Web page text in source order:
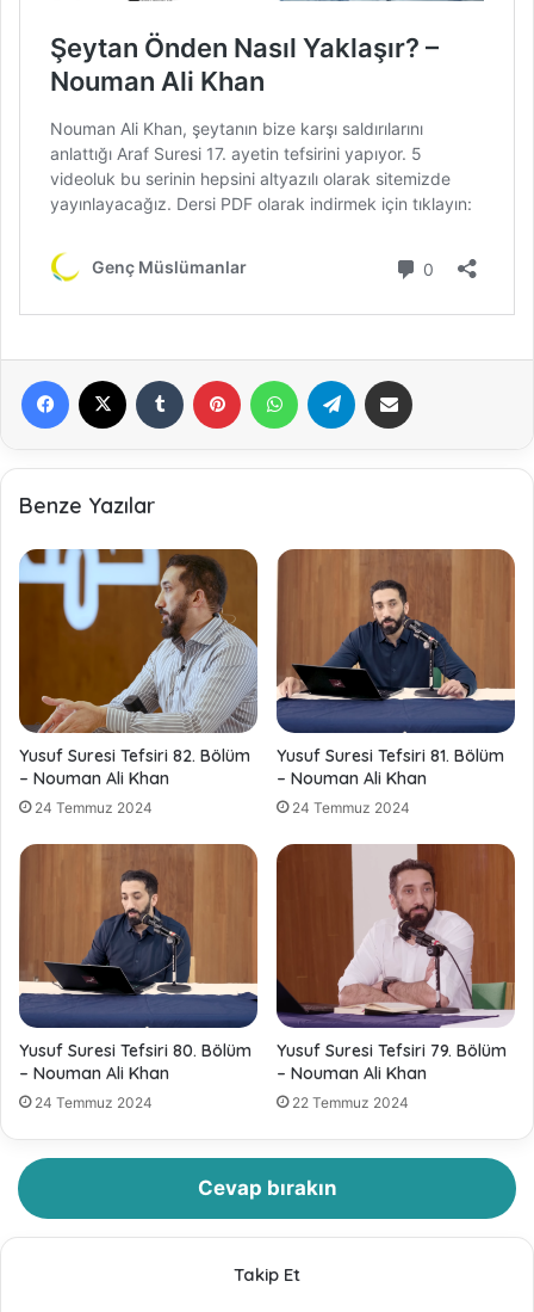
Benze Yazılar
Yusuf Suresi Tefsiri 82. Bölüm
– Nouman Ali Khan
24 Temmuz 2024
Yusuf Suresi Tefsiri 81. Bölüm
– Nouman Ali Khan
24 Temmuz 2024
Yusuf Suresi Tefsiri 80. Bölüm
– Nouman Ali Khan
24 Temmuz 2024
Yusuf Suresi Tefsiri 79. Bölüm
– Nouman Ali Khan
22 Temmuz 2024
Cevap bırakın
Takip Et